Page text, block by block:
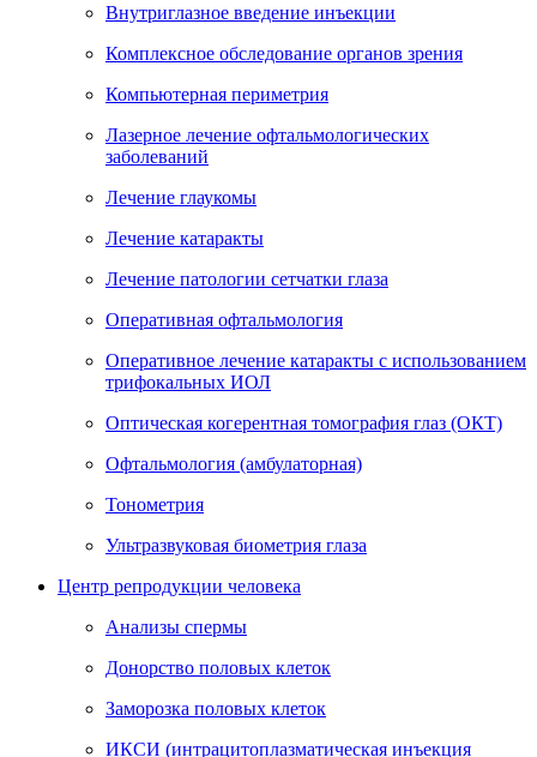
Внутриглазное введение инъекции
Комплексное обследование органов зрения
Компьютерная периметрия
Лазерное лечение офтальмологических
заболеваний
Лечение глаукомы
Лечение катаракты
Лечение патологии сетчатки глаза
Оперативная офтальмология
Оперативное лечение катаракты с использованием
трифокальных ИОЛ
Оптическая когерентная томография глаз (ОКТ)
Офтальмология (амбулаторная)
Тонометрия
Ультразвуковая биометрия глаза
Центр репродукции человека
Анализы спермы
Донорство половых клеток
Заморозка половых клеток
ИКСИ (интрацитоплазматическая инъекция